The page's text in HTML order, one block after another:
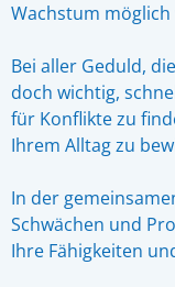
Wachstum möglich
Bei aller Geduld,
doch wichtig,
für Konflikte zu
Ihrem Alltag zu
In der
Schwächen und
Ihre Fähigkeiten